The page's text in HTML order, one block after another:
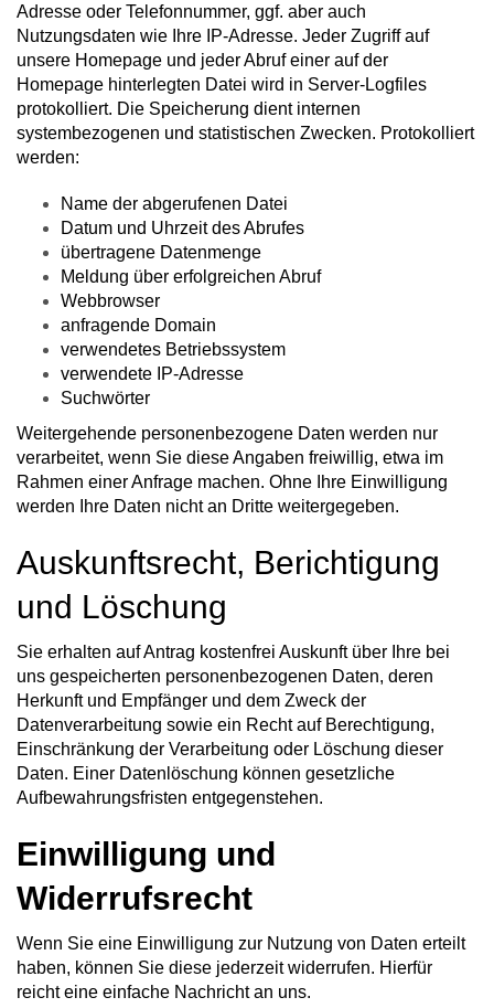
Adresse oder Telefonnummer, ggf. aber auch
Nutzungsdaten wie Ihre IP-Adresse. Jeder Zugriff auf
unsere Homepage und jeder Abruf einer auf der
Homepage hinterlegten Datei wird in Server-Logfiles
protokolliert. Die Speicherung dient internen
systembezogenen und statistischen Zwecken. Protokolliert
werden:
Name der abgerufenen Datei
Datum und Uhrzeit des Abrufes
übertragene Datenmenge
Meldung über erfolgreichen Abruf
Webbrowser
anfragende Domain
verwendetes Betriebssystem
verwendete IP-Adresse
Suchwörter
Weitergehende personenbezogene Daten werden nur
verarbeitet, wenn Sie diese Angaben freiwillig, etwa im
Rahmen einer Anfrage machen. Ohne Ihre Einwilligung
werden Ihre Daten nicht an Dritte weitergegeben.
Auskunftsrecht, Berichtigung
und Löschung
Sie erhalten auf Antrag kostenfrei Auskunft über Ihre bei
uns gespeicherten personenbezogenen Daten, deren
Herkunft und Empfänger und dem Zweck der
Datenverarbeitung sowie ein Recht auf Berechtigung,
Einschränkung der Verarbeitung oder Löschung dieser
Daten. Einer Datenlöschung können gesetzliche
Aufbewahrungsfristen entgegenstehen.
Einwilligung und
Widerrufsrecht
Wenn Sie eine Einwilligung zur Nutzung von Daten erteilt
haben, können Sie diese jederzeit widerrufen. Hierfür
reicht eine einfache Nachricht an uns.